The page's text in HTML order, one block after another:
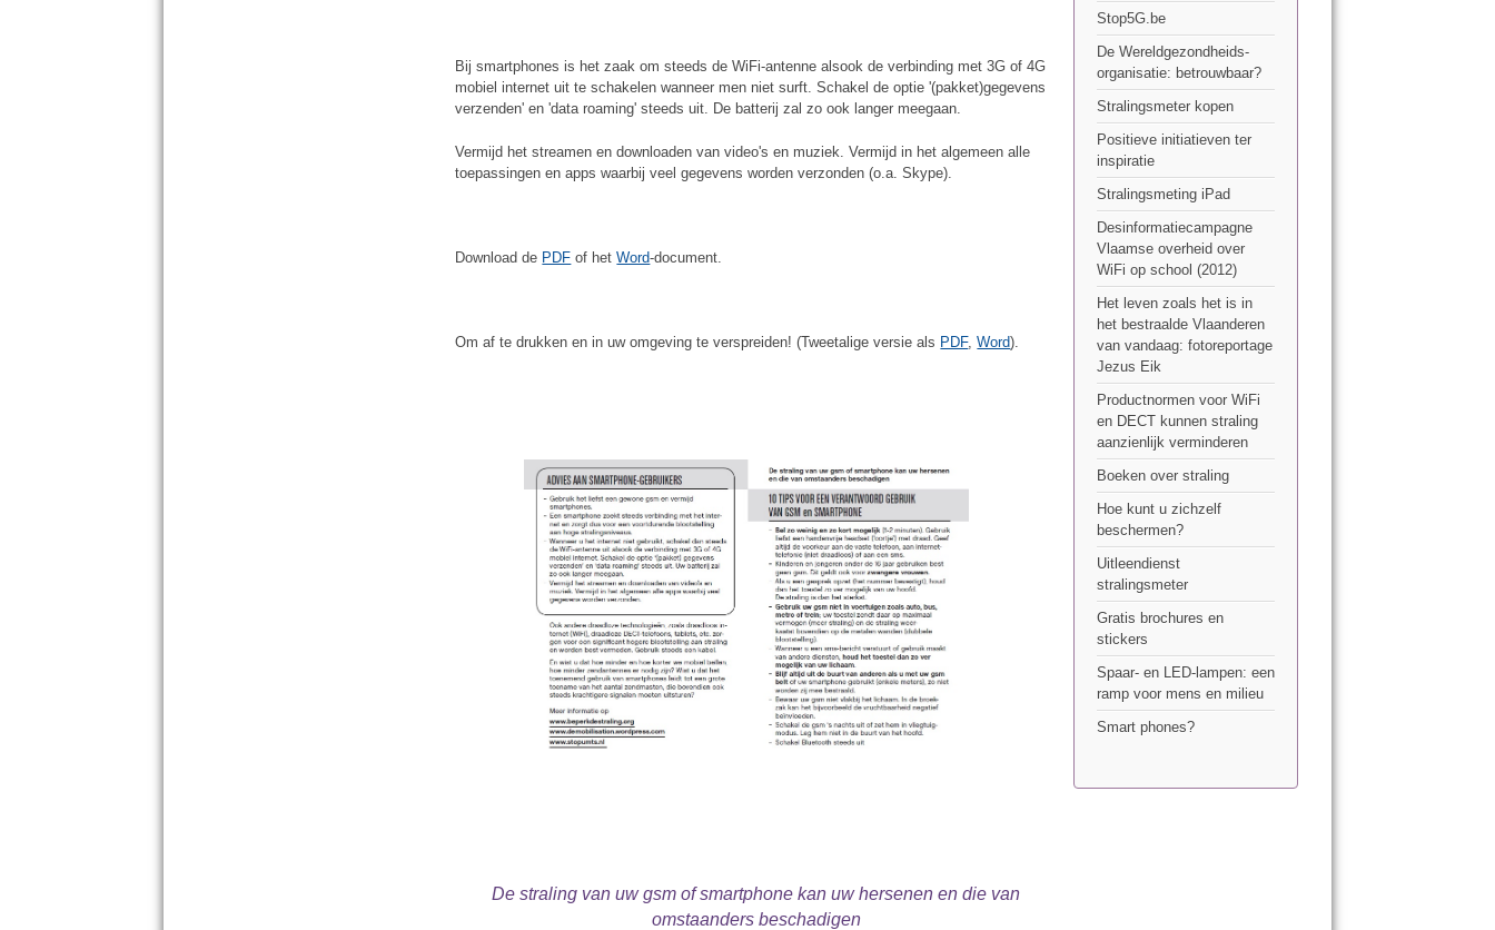
Bij smartphones is het zaak om steeds de WiFi-antenne alsook de verbinding met 3G of 4G
mobiel internet uit te schakelen wanneer men niet surft. Schakel de optie '(pakket)gegevens
verzenden' en 'data roaming' steeds uit. De batterij zal zo ook langer meegaan.
Vermijd het streamen en downloaden van video's en muziek. Vermijd in het algemeen alle
toepassingen en apps waarbij veel gegevens worden verzonden (o.a. Skype).
Download de PDF of hetWord-document.
Om af te drukken en in uw omgeving te verspreiden! (Tweetalige versie als PDF,Word).
De straling van uw gsm of smartphone kan uw hersenen en die van
omstaanders beschadigen
Stop5G.be
De Wereldgezondheids-
organisatie: betrouwbaar?
Stralingsmeter kopen
Positieve initiatieven ter
inspiratie
Stralingsmeting iPad
Desinformatiecampagne
Vlaamse overheid over
WiFi op school (2012)
Het leven zoals het is in
het bestraalde Vlaanderen
van vandaag: fotoreportage
Jezus Eik
Productnormen voor WiFi
en DECT kunnen straling
aanzienlijk verminderen
Boeken over straling
Hoe kunt u zichzelf
beschermen?
Uitleendienst
stralingsmeter
Gratis brochures en
stickers
Spaar- en LED-lampen: een
ramp voor mens en milieu
Smart phones?